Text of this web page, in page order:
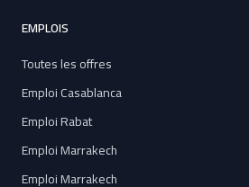
EMPLOIS
Toutes les offres
Emploi Casablanca
Emploi Rabat
Emploi Marrakech
Emploi Marrakech